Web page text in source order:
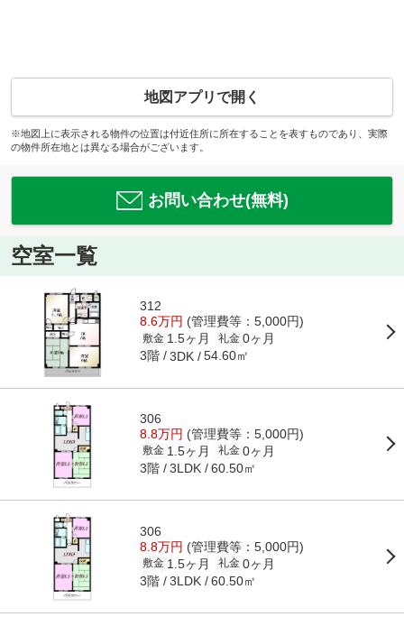
地図アプリで開く
※地図上に表示される物件の位置は付近住所に所在することを表すものであり、実際
の物件所在地とは異なる場合がございます。
お問い合わせ(無料)
空室一覧
312
8.6万円 (管理費等：5,000円)
敷金 1.5ヶ月 礼金 0ヶ月
3階 3DK 54.60㎡
306
8.8万円 (管理費等：5,000円)
敷金 1.5ヶ月 礼金 0ヶ月
3階 3LDK 60.50㎡
306
8.8万円 (管理費等：5,000円)
敷金 1.5ヶ月 礼金 0ヶ月
3階 3LDK 60.50㎡